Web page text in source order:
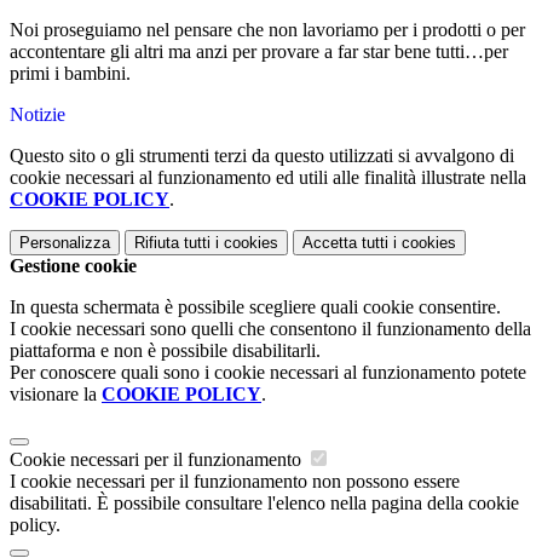
Noi proseguiamo nel pensare che non lavoriamo per i prodotti o per
accontentare gli altri ma anzi per provare a far star bene tutti…per
primi i bambini.
Notizie
Questo sito o gli strumenti terzi da questo utilizzati si avvalgono di
cookie necessari al funzionamento ed utili alle finalità illustrate nella
COOKIE POLICY.
Personalizza Rifiuta tutti i cookies Accetta tutti i cookies
Gestione cookie
In questa schermata è possibile scegliere quali cookie consentire.
I cookie necessari sono quelli che consentono il funzionamento della
piattaforma e non è possibile disabilitarli.
Per conoscere quali sono i cookie necessari al funzionamento potete
visionare la COOKIE POLICY.
Cookie necessari per il funzionamento
I cookie necessari per il funzionamento non possono essere
disabilitati. È possibile consultare l'elenco nella pagina della cookie
policy.